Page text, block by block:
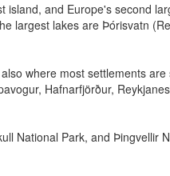
and Europe's second
lakes are Þórisvatn
where most settlements
Hafnarfjörður,
National Park, and Þingvellir